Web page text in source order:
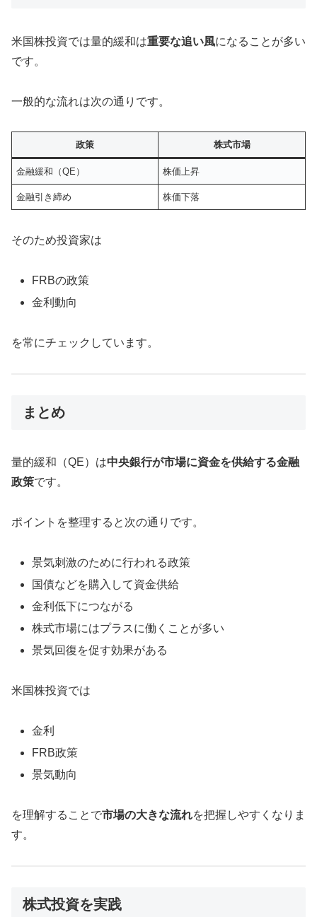
米国株投資では量的緩和は重要な追い風になることが多い
です。
一般的な流れは次の通りです。
政策 株式市場
金融緩和（QE） 株価上昇
金融引き締め 株価下落
そのため投資家は
FRBの政策
金利動向
を常にチェックしています。
まとめ
量的緩和（QE）は中央銀行が市場に資金を供給する金融
政策です。
ポイントを整理すると次の通りです。
景気刺激のために行われる政策
国債などを購入して資金供給
金利低下につながる
株式市場にはプラスに働くことが多い
景気回復を促す効果がある
米国株投資では
金利
FRB政策
景気動向
を理解することで市場の大きな流れを把握しやすくなりま
す。
株式投資を実践